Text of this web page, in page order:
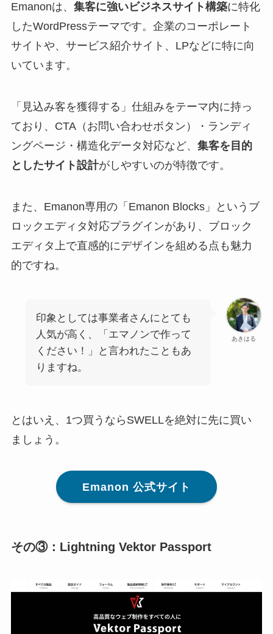
Emanonは、 集客に強いビジネスサイト構築に特化
したWordPressテーマです。企業のコーポレート
サイトや、サービス紹介サイト、LPなどに特に向
いています。
「見込み客を獲得する」仕組みをテーマ内に持っ
ており、CTA（お問い合わせボタン）・ランディ
ングページ・構造化データ対応など、 集客を目的
としたサイト設計がしやすいのが特徴です。
また、Emanon専用の「Emanon Blocks」というブ
ロックエディタ対応プラグインがあり、ブロック
エディタ上で直感的にデザインを組める点も魅力
的ですね。
あきはる
印象としては事業者さんにとても
人気が高く、「エマノンで作って
ください！」と言われたこともあ
りますね。
とはいえ、1つ買うならSWELLを絶対に先に買い
ましょう。
Emanon 公式サイト
その③：Lightning Vektor Passport